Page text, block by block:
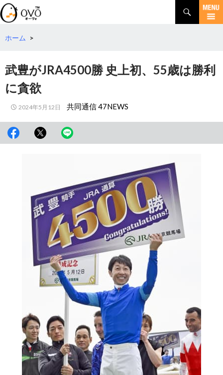
検
索
コ
テ
へ
動
ホーム >
武豊がJRA4500勝 史上初、55歳は勝利
に貪欲
2024年5月12日 共同通信 47NEWS